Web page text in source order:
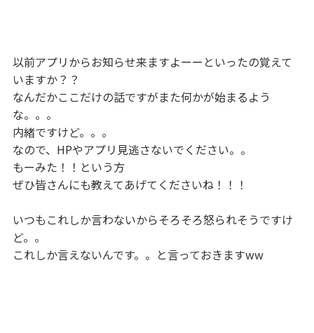
以前アプリからお知らせ来ますよーーといったの覚えて
いますか？？
なんだかここだけの話ですがまた何かが始まるよう
な。。。
内緒ですけど。。。
なので、HPやアプリ見逃さないでください。。
もーみた！！という方
ぜひ皆さんにも教えてあげてくださいね！！！
いつもこれしか言わないからそろそろ怒られそうですけ
ど。。
これしか言えないんです。。と言っておきますww